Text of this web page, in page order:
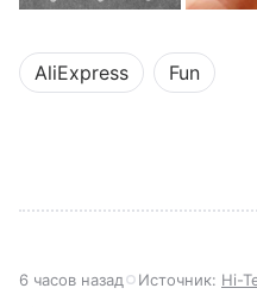
AliExpress Fun
6 часов назад Источник: Hi-